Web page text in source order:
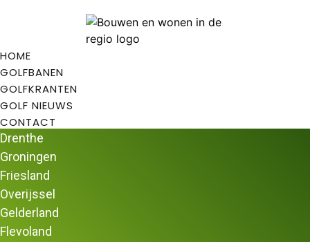
HOME
GOLFBANEN
GOLFKRANTEN
GOLF NIEUWS
CONTACT
Drenthe
Groningen
Friesland
Overijssel
Gelderland
Flevoland
Home/Golfbanen
Holland/ Pitch&Putt Golf Rhoon
Pitch&Putt Golf Rhoon